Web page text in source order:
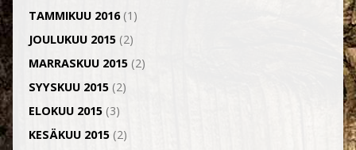
TAMMIKUU 2016(1)
JOULUKUU 2015(2)
MARRASKUU 2015(2)
SYYSKUU 2015(2)
ELOKUU 2015(3)
KESÄKUU 2015(2)